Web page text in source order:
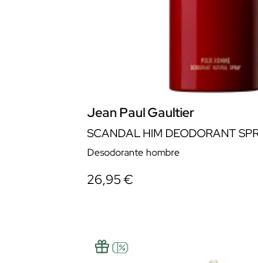
Jean Paul Gaultier
SCANDAL HIM DEODORANT
Desodorante hombre
26,95 €